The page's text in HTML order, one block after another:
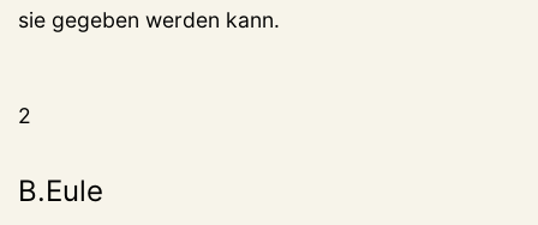
sie gegeben werden kann.
2
B.Eule